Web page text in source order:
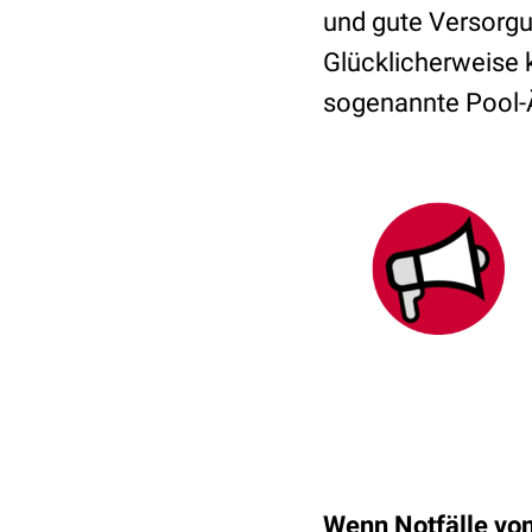
und gute
Glücklicherweise
sogenannte
Wenn Notfälle